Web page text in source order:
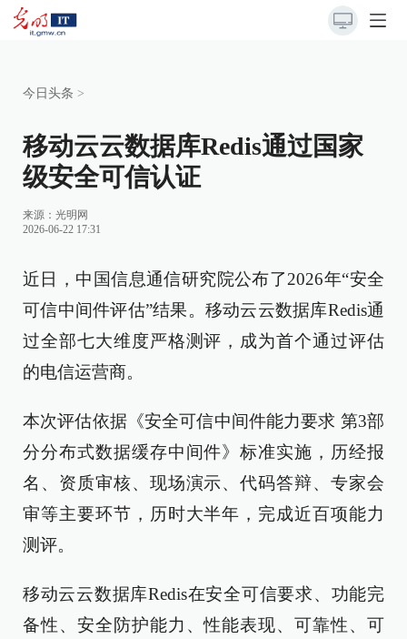
今日头条 >
移动云云数据库Redis通过国家
级安全可信认证
来源： 光明网
2026-06-22 17:31
近日，中国信息通信研究院公布了2026年“安全
可信中间件评估”结果。移动云云数据库Redis通
过全部七大维度严格测评，成为首个通过评估
的电信运营商。
本次评估依据《安全可信中间件能力要求 第3部
分分布式数据缓存中间件》标准实施，历经报
名、资质审核、现场演示、代码答辩、专家会
审等主要环节，历时大半年，完成近百项能力
测评。
移动云云数据库Redis在安全可信要求、功能完
备性、安全防护能力、性能表现、可靠性、可